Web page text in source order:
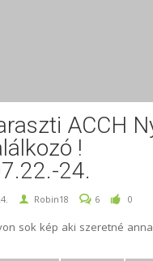
ACCH
!
24.
Robin18 6 0
sok kép aki szeretné